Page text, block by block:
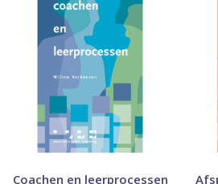
Coachen en leerprocessen